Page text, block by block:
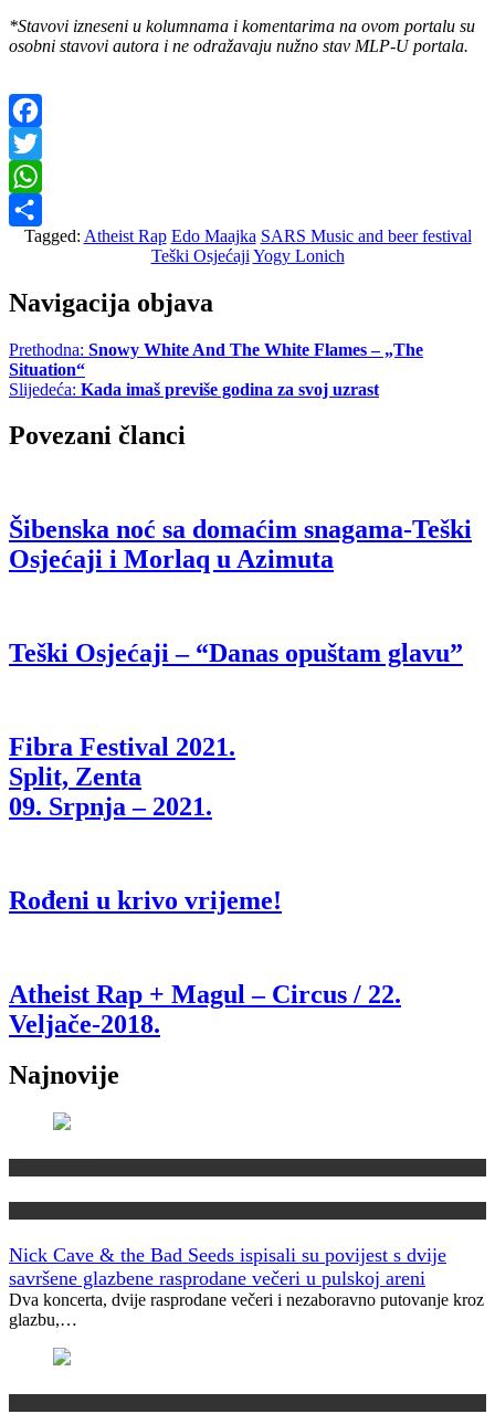
*Stavovi izneseni u kolumnama i komentarima na ovom portalu su
osobni stavovi autora i ne odražavaju nužno stav MLP-U portala.
Facebook
Twitter
WhatsApp
Share
Tagged: Atheist Rap Edo Maajka SARS Music and beer festival
Teški Osjećaji Yogy Lonich
Navigacija objava
Prethodna: Snowy White And The White Flames – „The
Situation“
Slijedeća: Kada imaš previše godina za svoj uzrast
Povezani članci
Šibenska noć sa domaćim snagama-Teški
Osjećaji i Morlaq u Azimuta
Teški Osjećaji – “Danas opuštam glavu”
Fibra Festival 2021.
Split, Zenta
09. Srpnja – 2021.
Rođeni u krivo vrijeme!
Atheist Rap + Magul – Circus / 22.
Veljače-2018.
Najnovije
Nick Cave & the Bad Seeds ispisali su povijest s dvije
savršene glazbene rasprodane večeri u pulskoj areni
Dva koncerta, dvije rasprodane večeri i nezaboravno putovanje kroz
glazbu,…